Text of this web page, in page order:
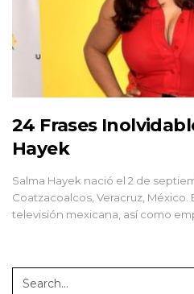
24 Frases
Hayek
Salma Hayek nació el 2 de
Coatzacoalcos, Veracruz,
televisión mexicana, así como